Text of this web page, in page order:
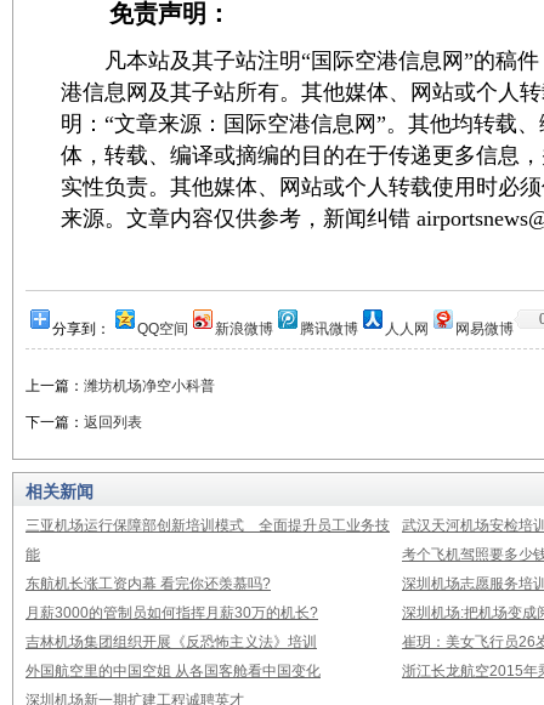
免责声明：
凡本站及其子站注明“国际空港信息网”的稿件
港信息网及其子站所有。其他媒体、网站或个人
明：“文章来源：国际空港信息网”。其他均转载
体，转载、编译或摘编的目的在于传递更多信息
实性负责。其他媒体、网站或个人转载使用时必
来源。文章内容仅供参考，新闻纠错
分享到： QQ空间 新浪微博 腾讯微博 人人网 网易微博
上一篇： 潍坊机场净空小科普
下一篇： 返回列表
相关新闻
三亚机场运行保障部创新培训模式 全面提升员工业务技
能
武汉天河机场安检培
考个飞机驾照要多少
东航机长涨工资内幕 看完你还羡慕吗?
深圳机场志愿服务培
月薪3000的管制员如何指挥月薪30万的机长?
深圳机场:把机场变成
吉林机场集团组织开展《反恐怖主义法》培训
崔玥：美女飞行员26
外国航空里的中国空姐 从各国客舱看中国变化
浙江长龙航空2015年
深圳机场新一期扩建工程诚聘英才